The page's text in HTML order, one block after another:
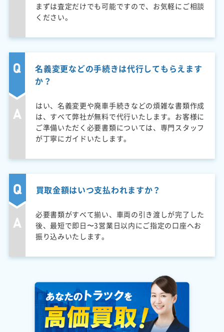
まずは査定だけでも可能ですので、お気軽にご相談
ください。
名義変更などの手続きは代行してもらえます
か？
はい、名義変更や廃車手続きなどの煩雑な書類作成
は、すべて弊社が無料で代行いたします。お客様に
ご準備いただく必要書類については、専門スタッフ
が丁寧にガイドいたします。
買取金額はいつ支払われますか？
必要書類がすべて揃い、車両の引き渡しが完了した
後、最短で即日〜3営業日以内にご指定の口座へお
振り込みいたします。